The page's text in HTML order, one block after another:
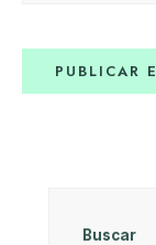
Buscar